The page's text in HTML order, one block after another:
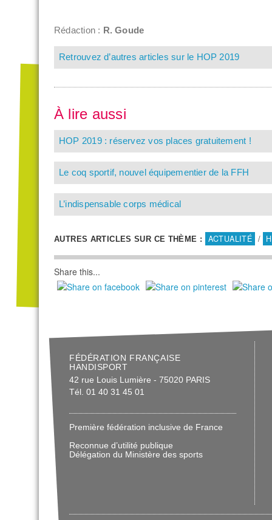
Rédaction : R. Goude
Retrouvez d’autres articles sur le HOP 2019
À lire aussi
HOP 2019 : réservez vos places gratuitement !
Le coq sportif, nouvel équipementier de la FFH
L’indispensable corps médical
AUTRES ARTICLES SUR CE THÈME : ACTUALITÉ /
Share this...
FÉDÉRATION FRANÇAISE
HANDISPORT
42 rue Louis Lumière - 75020 PARIS
Tél. 01 40 31 45 01
Première fédération inclusive de France
Reconnue d’utilité publique
Délégation du Ministère des sports